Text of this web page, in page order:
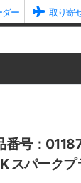
ー 取り寄
番号：
スパーク